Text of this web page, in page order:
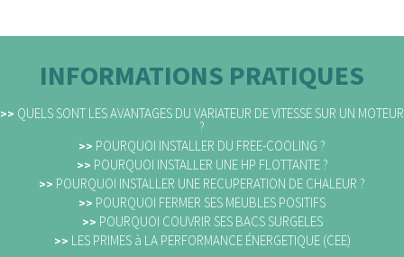
INFORMATIONS PRATIQUES
>> QUELS SONT LES AVANTAGES DU VARIATEUR DE VITESSE SUR UN MOTEUR
?
>> POURQUOI INSTALLER DU FREE-COOLING ?
>> POURQUOI INSTALLER UNE HP FLOTTANTE ?
>> POURQUOI INSTALLER UNE RECUPERATION DE CHALEUR ?
>> POURQUOI FERMER SES MEUBLES POSITIFS
>> POURQUOI COUVRIR SES BACS SURGELES
>> LES PRIMES à LA PERFORMANCE ÉNERGETIQUE (CEE)